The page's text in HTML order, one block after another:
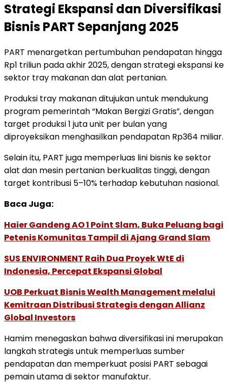
Strategi Ekspansi dan Diversifikasi
Bisnis PART Sepanjang 2025
PART menargetkan pertumbuhan pendapatan hingga
Rp1 triliun pada akhir 2025, dengan strategi ekspansi ke
sektor tray makanan dan alat pertanian.
Produksi tray makanan ditujukan untuk mendukung
program pemerintah “Makan Bergizi Gratis”, dengan
target produksi 1 juta unit per bulan yang
diproyeksikan menghasilkan pendapatan Rp364 miliar.
Selain itu, PART juga memperluas lini bisnis ke sektor
alat dan mesin pertanian berkualitas tinggi, dengan
target kontribusi 5–10% terhadap kebutuhan nasional.
Baca Juga:
Haier Gandeng AO 1 Point Slam, Buka Peluang bagi
Petenis Komunitas Tampil di Ajang Grand Slam
SUS ENVIRONMENT Raih Dua Proyek WtE di
Indonesia, Percepat Ekspansi Global
UOB Perkuat Bisnis Wealth Management melalui
Kemitraan Distribusi Strategis dengan Allianz
Global Investors
Hamim menegaskan bahwa diversifikasi ini merupakan
langkah strategis untuk memperluas sumber
pendapatan dan memperkuat posisi PART sebagai
pemain utama di sektor manufaktur.